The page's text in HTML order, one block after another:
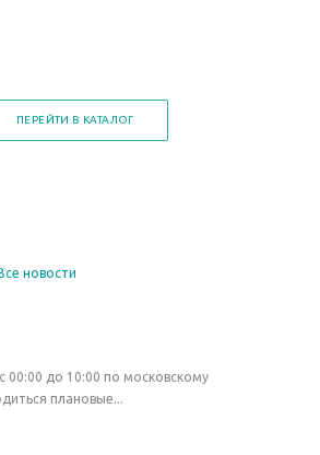
ПЕРЕЙТИ В КАТАЛОГ
Все новости
00:00 до 10:00 по московскому
плановые...